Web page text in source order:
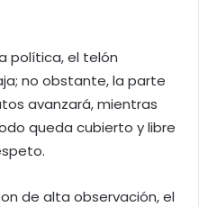
política, el telón
no obstante, la parte
avanzará, mientras
queda cubierto y libre
de alta observación, el